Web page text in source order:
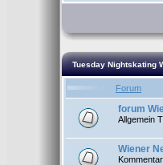
Tuesday Nightskating
Forum
forum
Allgemein
Wiener